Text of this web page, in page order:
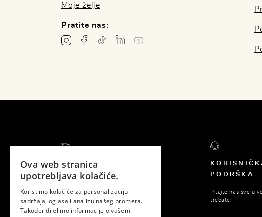
Moje želje
Pratite nas:
BESPLATNA DOSTAVA
Za sve narudžbe preko 150 KM
dostava je besplatna.
PODRŠKA
Pitajte nas sve u
trebate.
Ova web stranica
upotrebljava kolačiće.
Koristimo kolačiće za personalizaciju
sadržaja, oglasa i analizu našeg prometa.
Također dijelimo informacije o vašem